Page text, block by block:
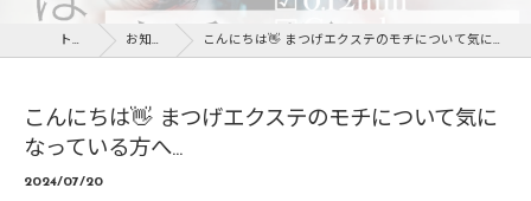
トップ お知らせ こんにちは👋 まつげエクステのモチについて気になっている方へ...
こんにちは👋 まつげエクステのモチについて気に
なっている方へ...
2024/07/20